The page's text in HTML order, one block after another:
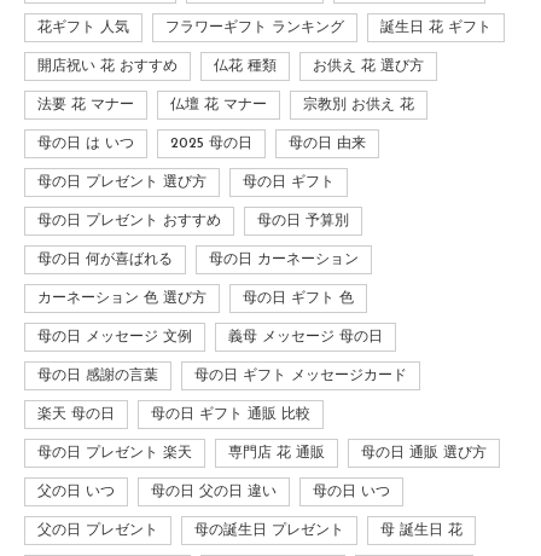
花ギフト 人気 フラワーギフト ランキング 誕生日 花 ギフト
開店祝い 花 おすすめ 仏花 種類 お供え 花 選び方
法要 花 マナー 仏壇 花 マナー 宗教別 お供え 花
母の日 は いつ 2025 母の日 母の日 由来
母の日 プレゼント 選び方 母の日 ギフト
母の日 プレゼント おすすめ 母の日 予算別
母の日 何が喜ばれる 母の日 カーネーション
カーネーション 色 選び方 母の日 ギフト 色
母の日 メッセージ 文例 義母 メッセージ 母の日
母の日 感謝の言葉 母の日 ギフト メッセージカード
楽天 母の日 母の日 ギフト 通販 比較
母の日 プレゼント 楽天 専門店 花 通販 母の日 通販 選び方
父の日 いつ 母の日 父の日 違い 母の日 いつ
父の日 プレゼント 母の誕生日 プレゼント 母 誕生日 花